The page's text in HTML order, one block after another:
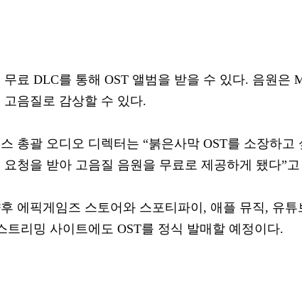
료 DLC를 통해 OST 앨범을 받을 수 있다. 음원은
고음질로 감상할 수 있다.
총괄 오디오 디렉터는 “붉은사막 OST를 소장하고
청을 받아 고음질 음원을 무료로 제공하게 됐다”
에픽게임즈 스토어와 스포티파이, 애플 뮤직, 유튜
트리밍 사이트에도 OST를 정식 발매할 예정이다.